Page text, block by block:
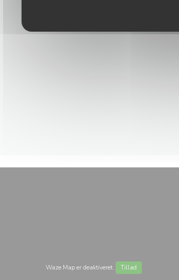
Waze Map er deaktiveret. Tillad